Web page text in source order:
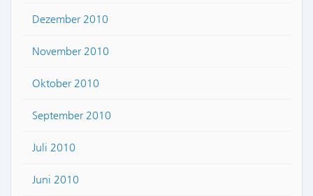
Dezember 2010
November 2010
Oktober 2010
September 2010
Juli 2010
Juni 2010